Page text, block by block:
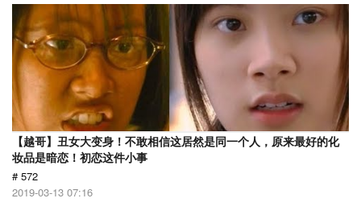
【越哥】丑女大变身！不敢相信这居然是同一个人，原来最好的化
妆品是暗恋！初恋这件小事
# 572
2019-03-13 07:16